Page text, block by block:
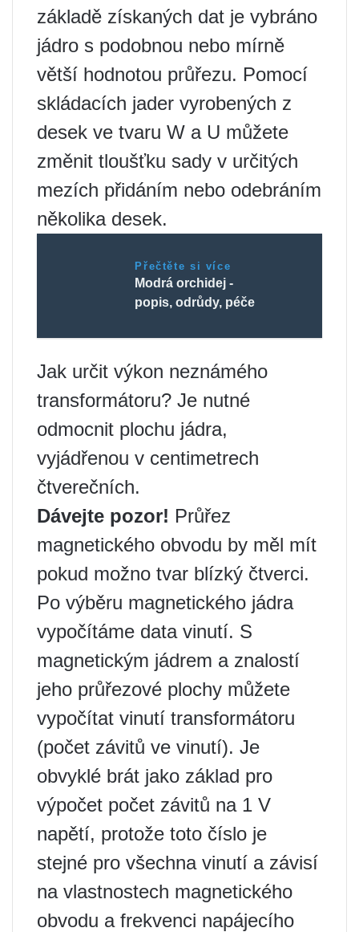
základě získaných dat je vybráno
jádro s podobnou nebo mírně
větší hodnotou průřezu. Pomocí
skládacích jader vyrobených z
desek ve tvaru W a U můžete
změnit tloušťku sady v určitých
mezích přidáním nebo odebráním
několika desek.
Přečtěte si více
Modrá orchidej -
popis, odrůdy, péče
Jak určit výkon neznámého
transformátoru? Je nutné
odmocnit plochu jádra,
vyjádřenou v centimetrech
čtverečních.
Dávejte pozor! Průřez
magnetického obvodu by měl mít
pokud možno tvar blízký čtverci.
Po výběru magnetického jádra
vypočítáme data vinutí. S
magnetickým jádrem a znalostí
jeho průřezové plochy můžete
vypočítat vinutí transformátoru
(počet závitů ve vinutí). Je
obvyklé brát jako základ pro
výpočet počet závitů na 1 V
napětí, protože toto číslo je
stejné pro všechna vinutí a závisí
na vlastnostech magnetického
obvodu a frekvenci napájecího